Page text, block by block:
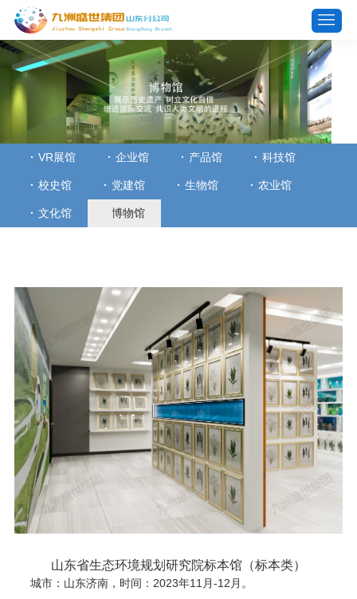
VR展馆 企业馆 产品馆 科技馆
校史馆 党建馆 生物馆 农业馆
文化馆 博物馆
山东省生态环境规划研究院标本馆（标本类）
城市：山东济南，时间：2023年11月-12月。